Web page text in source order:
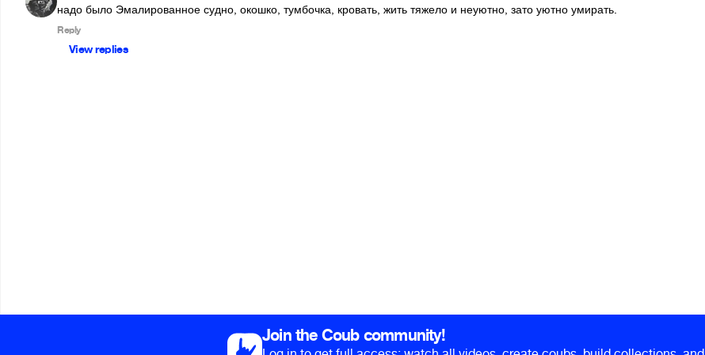
надо было Эмалированное судно, окошко, тумбочка, кровать, жить тяжело и неуютно, зато уютно умирать.
Reply
View replies
Join the Coub community!